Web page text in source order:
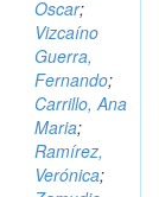
Oscar;
Vizcaíno
Guerra,
Fernando;
Carrillo, Ana
Maria;
Ramírez,
Verónica;